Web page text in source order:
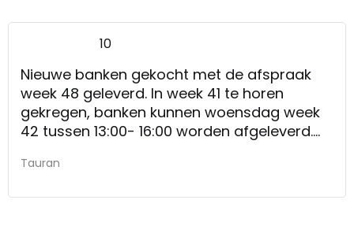
niet weer terug te komen.
10
Nieuwe banken gekocht met de afspraak
week 48 geleverd. In week 41 te horen
gekregen, banken kunnen woensdag week
42 tussen 13:00- 16:00 worden afgeleverd.
afgeleverd, gemonteerd en verpakking
Tauran